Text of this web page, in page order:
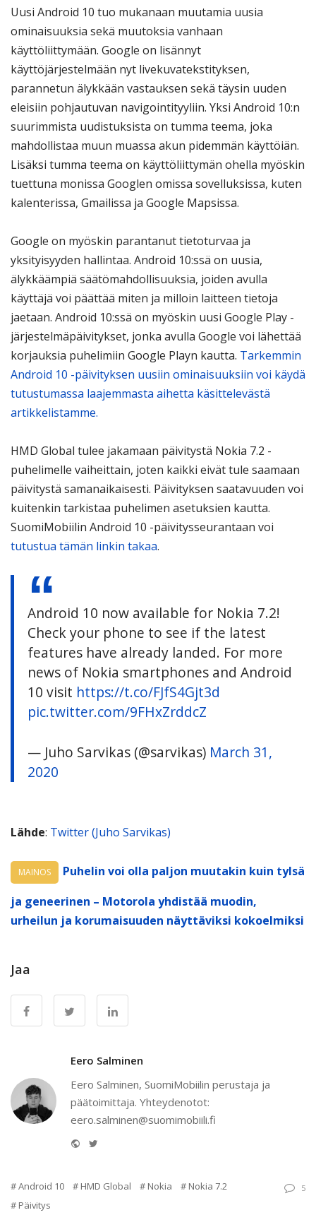
Uusi Android 10 tuo mukanaan muutamia uusia
ominaisuuksia sekä muutoksia vanhaan
käyttöliittymään. Google on lisännyt
käyttöjärjestelmään nyt livekuvatekstityksen,
parannetun älykkään vastauksen sekä täysin uuden
eleisiin pohjautuvan navigointityyliin. Yksi Android 10:n
suurimmista uudistuksista on tumma teema, joka
mahdollistaa muun muassa akun pidemmän käyttöiän.
Lisäksi tumma teema on käyttöliittymän ohella myöskin
tuettuna monissa Googlen omissa sovelluksissa, kuten
kalenterissa, Gmailissa ja Google Mapsissa.
Google on myöskin parantanut tietoturvaa ja
yksityisyyden hallintaa. Android 10:ssä on uusia,
älykkäämpiä säätömahdollisuuksia, joiden avulla
käyttäjä voi päättää miten ja milloin laitteen tietoja
jaetaan. Android 10:ssä on myöskin uusi Google Play -
järjestelmäpäivitykset, jonka avulla Google voi lähettää
korjauksia puhelimiin Google Playn kautta. Tarkemmin
Android 10 -päivityksen uusiin ominaisuuksiin voi käydä
tutustumassa laajemmasta aihetta käsittelevästä
artikkelistamme.
HMD Global tulee jakamaan päivitystä Nokia 7.2 -
puhelimelle vaiheittain, joten kaikki eivät tule saamaan
päivitystä samanaikaisesti. Päivityksen saatavuuden voi
kuitenkin tarkistaa puhelimen asetuksien kautta.
SuomiMobiilin Android 10 -päivitysseurantaan voi
tutustua tämän linkin takaa.
Android 10 now available for Nokia 7.2!
Check your phone to see if the latest
features have already landed. For more
news of Nokia smartphones and Android
10 visit https://t.co/FJfS4Gjt3d
pic.twitter.com/9FHxZrddcZ
— Juho Sarvikas (@sarvikas) March 31,
2020
Lähde: Twitter (Juho Sarvikas)
MAINOS
Puhelin voi olla paljon muutakin kuin tylsä
ja geneerinen – Motorola yhdistää muodin,
urheilun ja korumaisuuden näyttäviksi kokoelmiksi
Jaa
Eero Salminen
Eero Salminen, SuomiMobiilin perustaja ja
päätoimittaja. Yhteydenotot:
eero.salminen@suomimobiili.fi
Website
Android 10 HMD Global Nokia
Nokia 7.2
Päivitys
5